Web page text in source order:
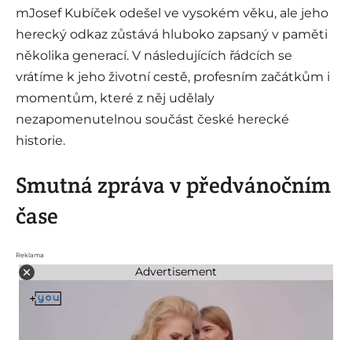
mJosef Kubíček odešel ve vysokém věku, ale jeho
herecký odkaz zůstává hluboko zapsaný v paměti
několika generací. V následujících řádcích se
vrátíme k jeho životní cestě, profesním začátkům i
momentům, které z něj udělaly
nezapomenutelnou součást české herecké
historie.
Smutná zpráva v předvánočním
čase
Reklama
Advertisement